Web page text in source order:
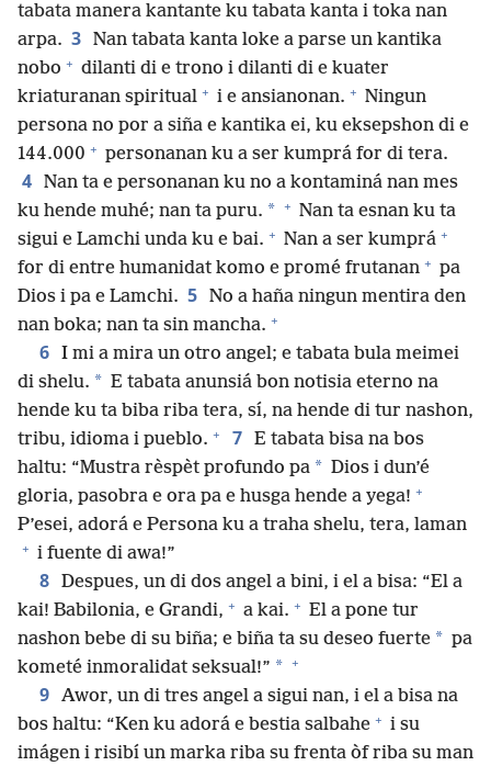
tabata manera kantante ku tabata kanta i toka nan
arpa. 3 Nan tabata kanta loke a parse un kantika
nobo + dilanti di e trono i dilanti di e kuater
kriaturanan spiritual + i e ansianonan. + Ningun
persona no por a siña e kantika ei, ku eksepshon di e
144.000 + personanan ku a ser kumprá for di tera.
4 Nan ta e personanan ku no a kontaminá nan mes
ku hende muhé; nan ta puru. * + Nan ta esnan ku ta
sigui e Lamchi unda ku e bai. + Nan a ser kumprá +
for di entre humanidat komo e promé frutanan + pa
Dios i pa e Lamchi. 5 No a haña ningun mentira den
nan boka; nan ta sin mancha. +
6 I mi a mira un otro angel; e tabata bula meimei
di shelu. * E tabata anunsiá bon notisia eterno na
hende ku ta biba riba tera, sí, na hende di tur nashon,
tribu, idioma i pueblo. + 7 E tabata bisa na bos
haltu: “Mustra rèspèt profundo pa * Dios i dun’é
gloria, pasobra e ora pa e husga hende a yega! +
P’esei, adorá e Persona ku a traha shelu, tera, laman
+ i fuente di awa!”
8 Despues, un di dos angel a bini, i el a bisa: “El a
kai! Babilonia, e Grandi, + a kai. + El a pone tur
nashon bebe di su biña; e biña ta su deseo fuerte * pa
kometé inmoralidat seksual!” * +
9 Awor, un di tres angel a sigui nan, i el a bisa na
bos haltu: “Ken ku adorá e bestia salbahe + i su
imágen i risibí un marka riba su frenta òf riba su man